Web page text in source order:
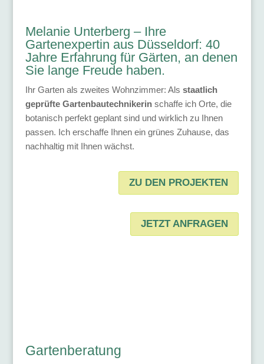
Melanie Unterberg – Ihre
Gartenexpertin aus Düsseldorf: 40
Jahre Erfahrung für Gärten, an denen
Sie lange Freude haben.
Ihr Garten als zweites Wohnzimmer: Als staatlich
geprüfte Gartenbautechnikerinschaffe ich Orte, die
botanisch perfekt geplant sind und wirklich zu Ihnen
passen. Ich erschaffe Ihnen ein grünes Zuhause, das
nachhaltig mit Ihnen wächst.
ZU DEN PROJEKTEN
JETZT ANFRAGEN
Gartenberatung